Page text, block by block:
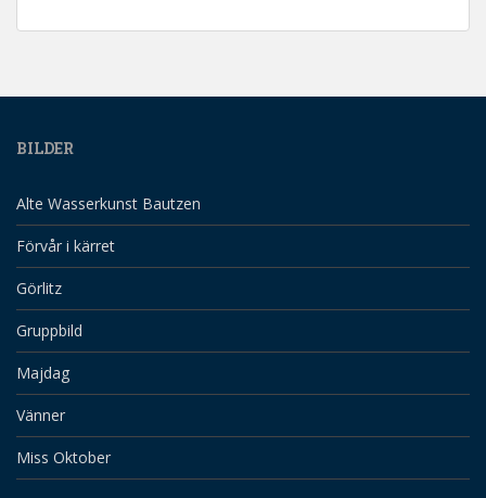
BILDER
Alte Wasserkunst Bautzen
Förvår i kärret
Görlitz
Gruppbild
Majdag
Vänner
Miss Oktober